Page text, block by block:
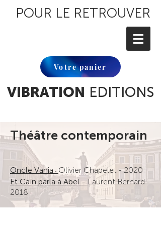
POUR LE RETROUVER
Votre panier
VIBRATION EDITIONS
Théâtre contemporain
Oncle Vania - Olivier Chapelet - 2020
Et Caïn parla à Abel - Laurent Bernard -
2018